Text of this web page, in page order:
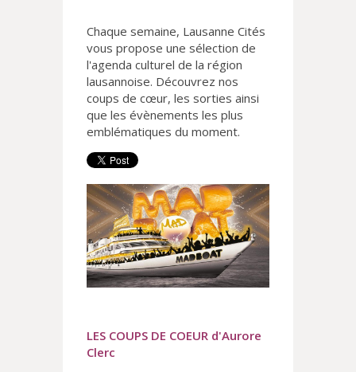
Chaque semaine, Lausanne Cités
vous propose une sélection de
l'agenda culturel de la région
lausannoise. Découvrez nos
coups de cœur, les sorties ainsi
que les évènements les plus
emblématiques du moment.
LES COUPS DE COEUR d'Aurore
Clerc